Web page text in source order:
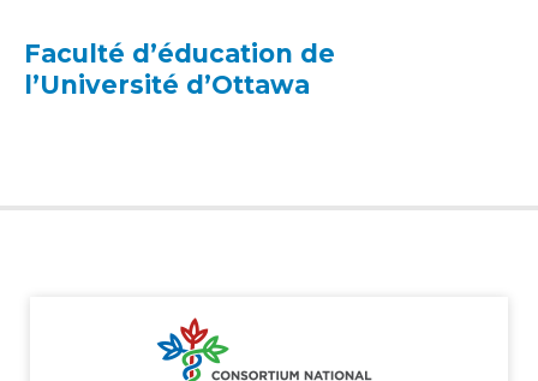
Faculté d’éducation de
l’Université d’Ottawa